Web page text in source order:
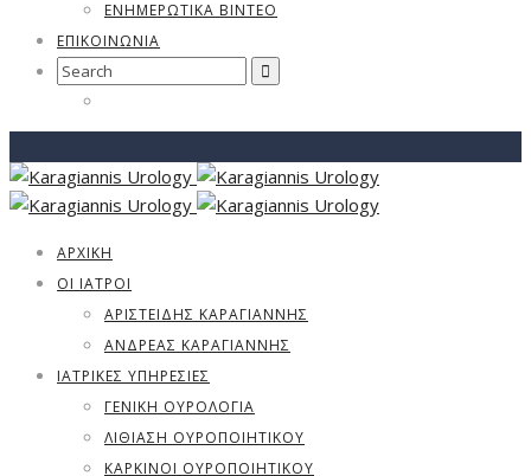
ΕΝΗΜΕΡΩΤΙΚΆ ΒΊΝΤΕΟ
ΕΠΙΚΟΙΝΩΝΙΑ
Search
ΑΡΧΙΚΗ
ΟΙ ΙΑΤΡΟΙ
ΑΡΙΣΤΕΊΔΗΣ ΚΑΡΑΓΙΆΝΝΗΣ
ΑΝΔΡΈΑΣ ΚΑΡΑΓΙΆΝΝΗΣ
ΙΑΤΡΙΚΈΣ ΥΠΗΡΕΣΊΕΣ
ΓΕΝΙΚΉ ΟΥΡΟΛΟΓΊΑ
ΛΙΘΊΑΣΗ ΟΥΡΟΠΟΙΗΤΙΚΟΎ
ΚΑΡΚΊΝΟΙ ΟΥΡΟΠΟΙΗΤΙΚΟΎ